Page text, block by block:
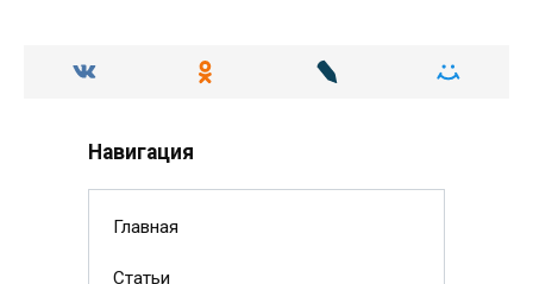
Навигация
Главная
Статьи